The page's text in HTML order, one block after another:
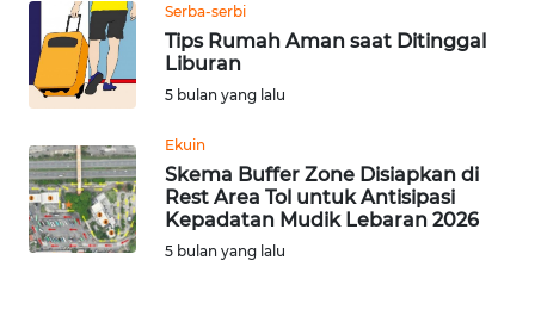
Serba-serbi
Tips Rumah Aman saat Ditinggal
Liburan
5 bulan yang lalu
Ekuin
Skema Buffer Zone Disiapkan di
Rest Area Tol untuk Antisipasi
Kepadatan Mudik Lebaran 2026
5 bulan yang lalu
WN
JAKARTA
WN
JABAR
WN
BANTEN